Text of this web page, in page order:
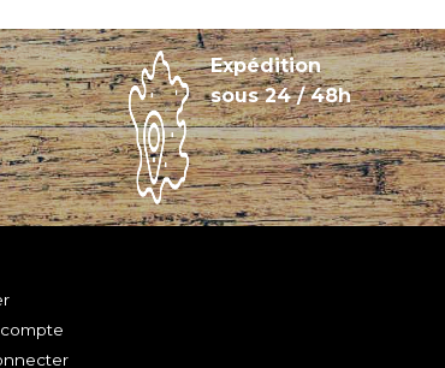
Expédition
sous 24 / 48h